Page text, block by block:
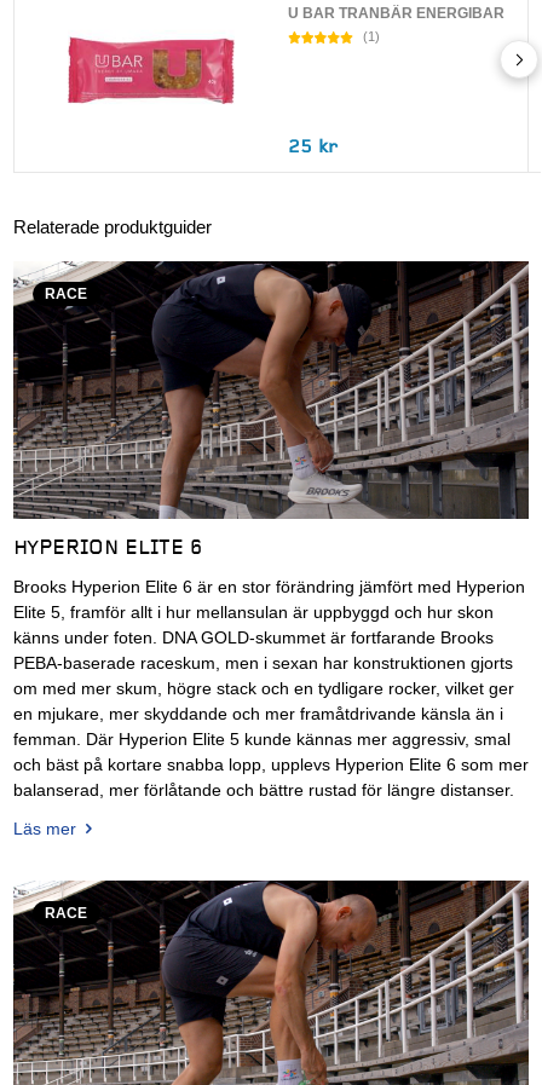
U BAR TRANBÄR ENERGIBAR
(1)
25 kr
Relaterade produktguider
RACE
HYPERION ELITE 6
Brooks Hyperion Elite 6 är en stor förändring jämfört med Hyperion
Elite 5, framför allt i hur mellansulan är uppbyggd och hur skon
känns under foten. DNA GOLD-skummet är fortfarande Brooks
PEBA-baserade raceskum, men i sexan har konstruktionen gjorts
om med mer skum, högre stack och en tydligare rocker, vilket ger
en mjukare, mer skyddande och mer framåtdrivande känsla än i
femman. Där Hyperion Elite 5 kunde kännas mer aggressiv, smal
och bäst på kortare snabba lopp, upplevs Hyperion Elite 6 som mer
balanserad, mer förlåtande och bättre rustad för längre distanser.
Läs mer
RACE